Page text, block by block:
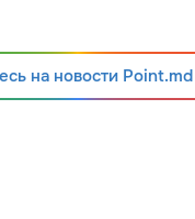
на новости